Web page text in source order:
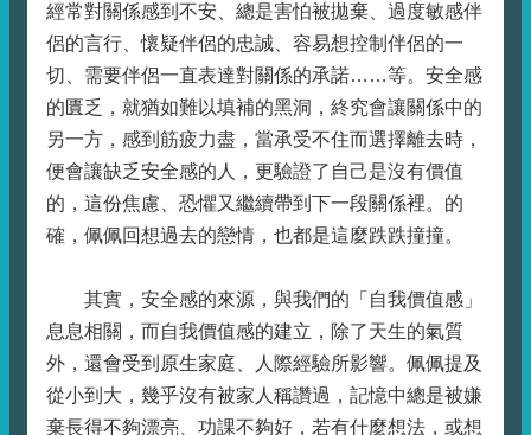
經常對關係感到不安、總是害怕被拋棄、過度敏感伴
侶的言行、懷疑伴侶的忠誠、容易想控制伴侶的一
切、需要伴侶一直表達對關係的承諾……等。安全感
的匱乏，就猶如難以填補的黑洞，終究會讓關係中的
另一方，感到筋疲力盡，當承受不住而選擇離去時，
便會讓缺乏安全感的人，更驗證了自己是沒有價值
的，這份焦慮、恐懼又繼續帶到下一段關係裡。的
確，佩佩回想過去的戀情，也都是這麼跌跌撞撞。
其實，安全感的來源，與我們的「自我價值感」
息息相關，而自我價值感的建立，除了天生的氣質
外，還會受到原生家庭、人際經驗所影響。佩佩提及
從小到大，幾乎沒有被家人稱讚過，記憶中總是被嫌
棄長得不夠漂亮、功課不夠好，若有什麼想法，或想